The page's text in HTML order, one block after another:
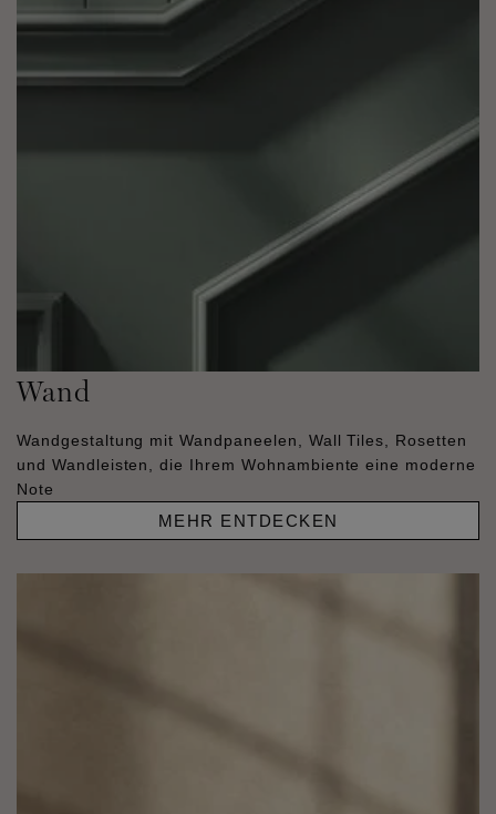
Wand
Wandgestaltung mit Wandpaneelen, Wall Tiles, Rosetten
und Wandleisten, die Ihrem Wohnambiente eine moderne
Note
MEHR ENTDECKEN